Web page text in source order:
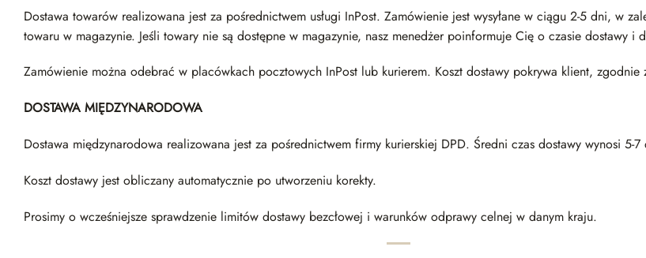
Dostawa towarów realizowana jest za pośrednictwem usługi InPost. Zamówienie jest wysyłane w ciągu 2-5 dni, w
towaru w magazynie. Jeśli towary nie są dostępne w magazynie, nasz menedżer poinformuje Cię o czasie dostawy i
Zamówienie można odebrać w placówkach pocztowych InPost lub kurierem. Koszt dostawy pokrywa klient, zgodnie
DOSTAWA MIĘDZYNARODOWA
Dostawa międzynarodowa realizowana jest za pośrednictwem firmy kurierskiej DPD. Średni czas dostawy wynosi 5-7
Koszt dostawy jest obliczany automatycznie po utworzeniu korekty.
Prosimy o wcześniejsze sprawdzenie limitów dostawy bezcłowej i warunków odprawy celnej w danym kraju.